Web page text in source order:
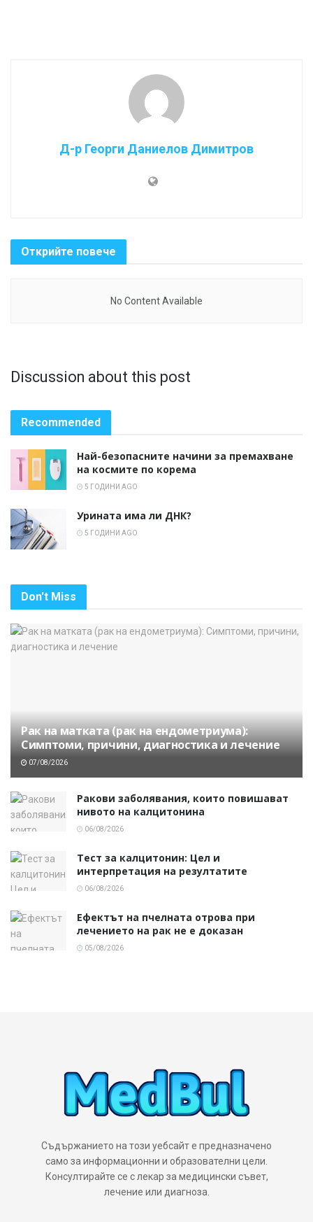
Д-р Георги Даниелов Димитров
Открийте повече
No Content Available
Discussion about this post
Recommended
Най-безопасните начини за премахване
на космите по корема
5 ГОДИНИ AGO
Урината има ли ДНК?
5 ГОДИНИ AGO
Don't Miss
Рак на матката (рак на ендометриума):
Симптоми, причини, диагностика и лечение
07/08/2026
Ракови заболявания, които повишават
нивото на калцитонина
06/08/2026
Тест за калцитонин: Цел и
интерпретация на резултатите
06/08/2026
Ефектът на пчелната отрова при
лечението на рак не е доказан
05/08/2026
Съдържанието на този уебсайт е предназначено
само за информационни и образователни цели.
Консултирайте се с лекар за медицински съвет,
лечение или диагноза.